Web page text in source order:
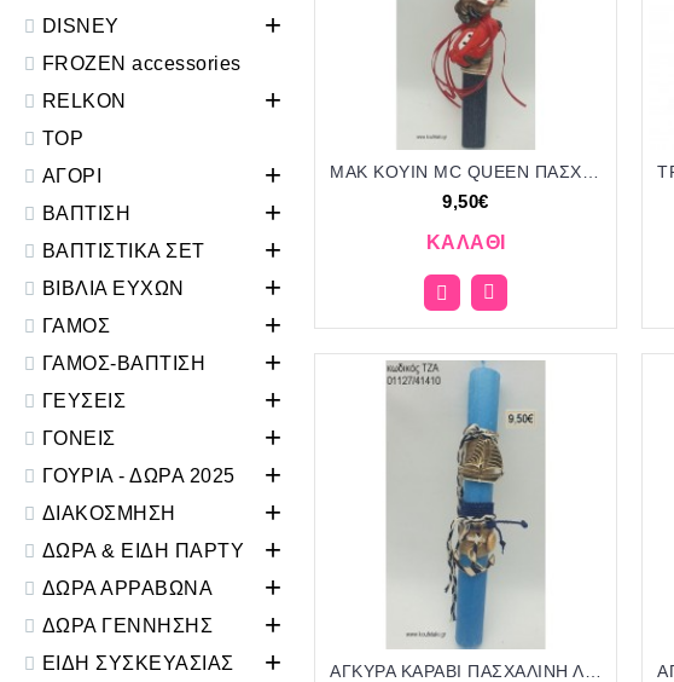
DISNEY
+
FROZEN accessories
RELKON
+
TOP
ΑΓΟΡΙ
+
ΒΑΠΤΙΣΗ +
ΒΑΠΤΙΣΤΙΚΑ ΣΕΤ +
ΒΙΒΛΙΑ ΕΥΧΩΝ +
ΓΑΜΟΣ +
ΓΑΜΟΣ-ΒΑΠΤΙΣΗ +
ΓΕΥΣΕΙΣ +
ΓΟΝΕΙΣ +
ΓΟΥΡΙΑ - ΔΩΡΑ 2025 +
ΔΙΑΚΟΣΜΗΣΗ +
ΔΩΡΑ & ΕΙΔΗ ΠΑΡΤΥ +
ΔΩΡΑ ΑΡΡΑΒΩΝΑ +
ΔΩΡΑ ΓΕΝΝΗΣΗΣ +
ΕΙΔΗ ΣΥΣΚΕΥΑΣΙΑΣ +
9,50€
ΚΑΛΆΘΙ